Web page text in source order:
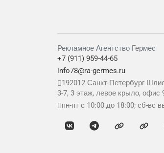
Рекламное Агентство Гермес
+7 (911) 959-44-65
info78@ra-germes.ru
192012 Санкт-Петербург
3-7, 3 этаж, левое крыло, офис
пн-пт с 10:00 до 18:00; сб-вс